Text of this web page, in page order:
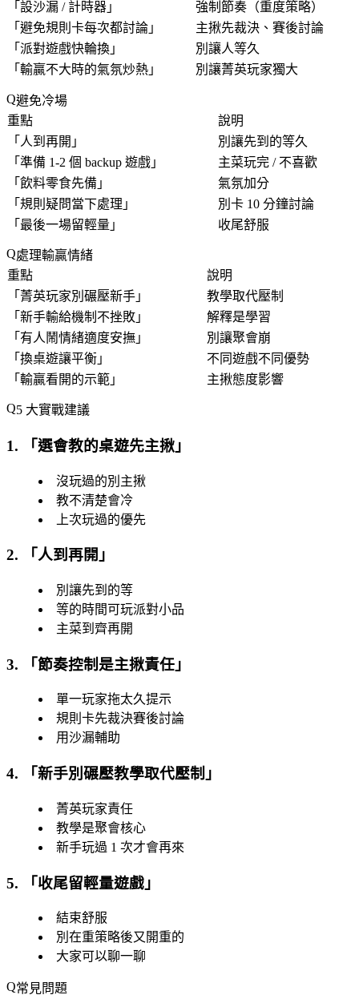
「 設沙漏 / 計時器 」
強制節奏（重度策略）
「 避免規則卡每次都討論 」
主揪先裁決、賽後討論
「 派對遊戲快輪換 」
別讓人等久
「 輸贏不大時的氣氛炒熱 」 別讓菁英玩家獨大
避免冷場
重點
說明
「 人到再開 」
別讓先到的等久
「 準備 1-2 個 backup 遊戲 」
主菜玩完 / 不喜歡
「 飲料零食先備 」
氣氛加分
「 規則疑問當下處理 」
別卡 10 分鐘討論
「 最後一場留輕量 」 收尾舒服
處理輸贏情緒
重點
說明
「 菁英玩家別碾壓新手 」
教學取代壓制
「 新手輸給機制不挫敗 」
解釋是學習
「 有人鬧情緒適度安撫 」
別讓聚會崩
「 換桌遊讓平衡 」
不同遊戲不同優勢
「 輸贏看開的示範 」 主揪態度影響
5 大實戰建議
1. 「選會教的桌遊先主揪 」
沒玩過的別主揪
教不清楚會冷
上次玩過的優先
2. 「人到再開 」
別讓先到的等
等的時間可玩派對小品
主菜到齊再開
3. 「節奏控制是主揪責任 」
單一玩家拖太久提示
規則卡先裁決賽後討論
用沙漏輔助
4. 「新手別碾壓教學取代壓制 」
菁英玩家責任
教學是聚會核心
新手玩過 1 次才會再來
5. 「收尾留輕量遊戲 」
結束舒服
別在重策略後又開重的
大家可以聊一聊
常見問題